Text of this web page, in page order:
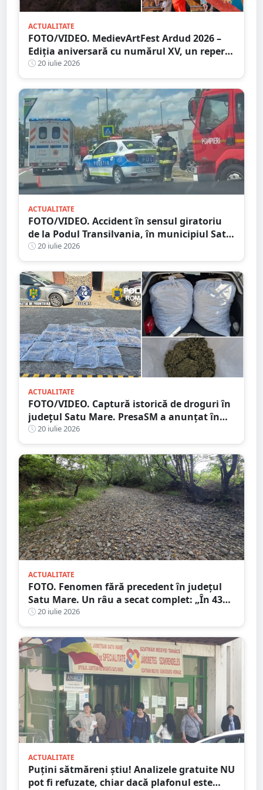
ACTUALITATE
FOTO/VIDEO. MedievArtFest Ardud 2026 –
Ediția aniversară cu numărul XV, un reper
al vieții culturale din județul Satu Mare
20 iulie 2026
ACTUALITATE
FOTO/VIDEO. Accident în sensul giratoriu
de la Podul Transilvania, în municipiul Satu
Mare. Poliția a stabilit cauza producerii
evenimentului
20 iulie 2026
ACTUALITATE
FOTO/VIDEO. Captură istorică de droguri în
județul Satu Mare. PresaSM a anunțat în
premieră!
20 iulie 2026
ACTUALITATE
FOTO. Fenomen fără precedent în județul
Satu Mare. Un râu a secat complet: „În 43
de ani nu am văzut așa ceva”
20 iulie 2026
ACTUALITATE
Puțini sătmăreni știu! Analizele gratuite NU
pot fi refuzate, chiar dacă plafonul este